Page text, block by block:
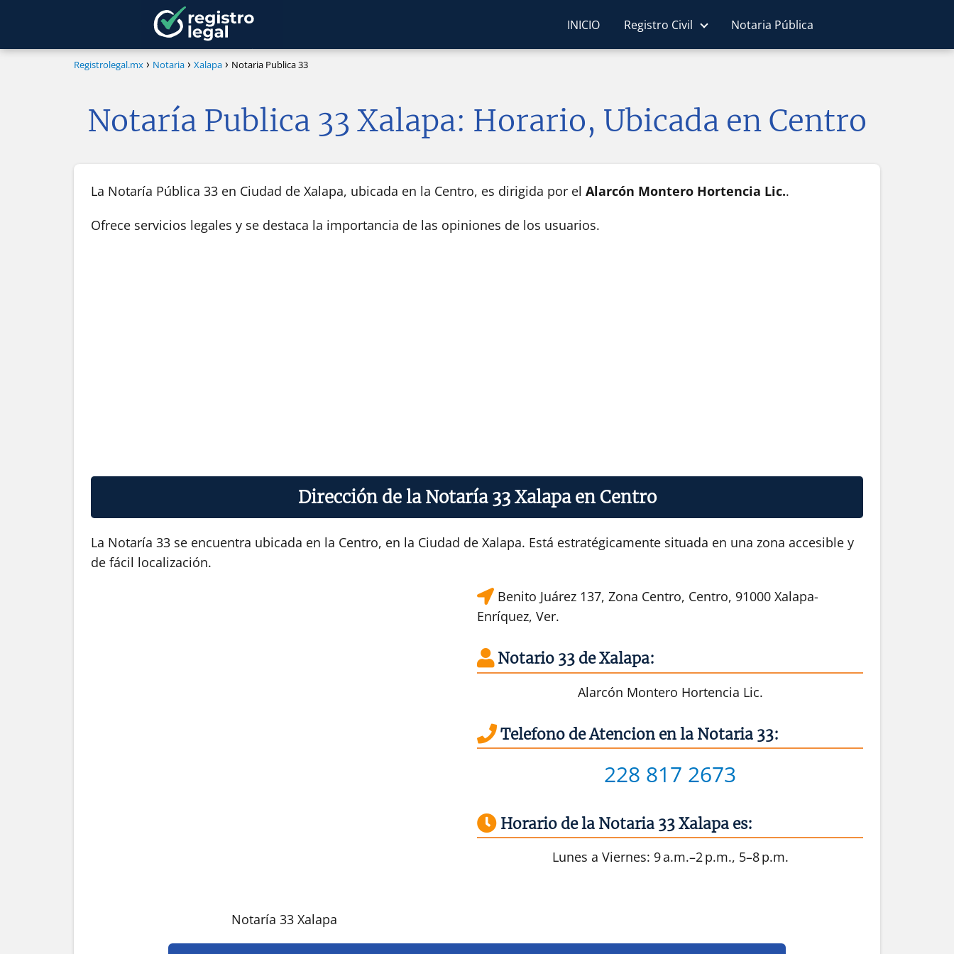
INICIO Registro Civil Notaria Pública
Registrolegal.mx Notaria Xalapa Notaria Publica 33
Notaría Publica 33 Xalapa: Horario, Ubicada en Centro
La Notaría Pública 33 en Ciudad de Xalapa, ubicada en la Centro, es dirigida por el Alarcón Montero Hortencia Lic..
Ofrece servicios legales y se destaca la importancia de las opiniones de los usuarios.
Dirección de la Notaría 33 Xalapa en Centro
La Notaría 33 se encuentra ubicada en la Centro, en la Ciudad de Xalapa. Está estratégicamente situada en una zona accesible y
de fácil localización.
Notaría 33 Xalapa
Benito Juárez 137, Zona Centro, Centro, 91000 Xalapa-
Enríquez, Ver.
Notario 33 de Xalapa:
Alarcón Montero Hortencia Lic.
Telefono de Atencion en la Notaria 33:
228 817 2673
Horario de la Notaria 33 Xalapa es:
Lunes a Viernes: 9 a.m.–2 p.m., 5–8 p.m.